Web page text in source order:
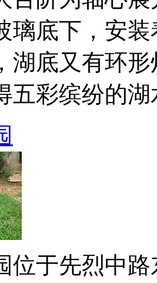
璃底下，安
湖底又有环
五彩缤纷的
位于先烈中